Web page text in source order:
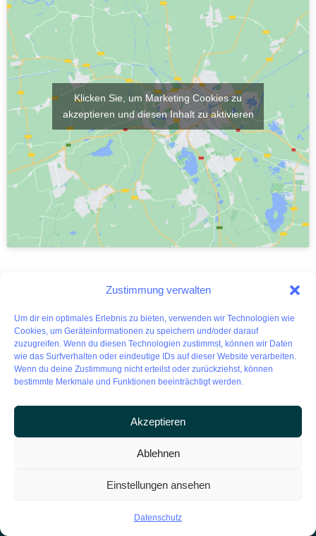
Zustimmung verwalten
Um dir ein optimales Erlebnis zu bieten, verwenden wir Technologien wie
Cookies, um Geräteinformationen zu speichern und/oder darauf
zuzugreifen. Wenn du diesen Technologien zustimmst, können wir Daten
wie das Surfverhalten oder eindeutige IDs auf dieser Website verarbeiten.
Wenn du deine Zustimmung nicht erteilst oder zurückziehst, können
bestimmte Merkmale und Funktionen beeinträchtigt werden.
Akzeptieren
Ablehnen
Einstellungen ansehen
Datenschutz
Klicken Sie, um Marketing Cookies zu
akzeptieren und diesen Inhalt zu aktivieren
Metrika 360
Haben Sie ein Projekt, über das sie reden möchten?
KONTAKT
BIM Koordination